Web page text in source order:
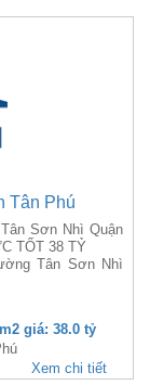
Tân Phú
Sơn Nhì Quận
TỐT 38 TỶ
Tân Sơn Nhì
giá: 38.0 tỷ
Xem chi tiết